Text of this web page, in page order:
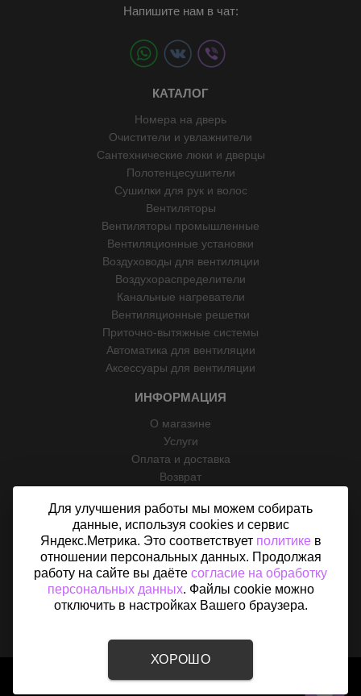
Напишите нам в чат:
КАТАЛОГ
Номера на дверь
Очистители и увлажнители
Сантехнические люки и дверцы
Полотенцесушители
Сушилки для рук и волос
Вентиляторы
Вентиляторы промышленные
Вентиляционные установки
Воздуховоды для вентиляции
Воздухораспределители
Канальные нагреватели
Вентиляционные решетки
Приточно-вытяжные системы
Автоматика для вентиляции
Аксессуары для вентиляции
ИНФОРМАЦИЯ
О магазине
Услуги
Оплата и доставка
Возврат
Контакты
Политика конфиденциальности
Согласие на обработку персональных данных
Карта сайта
2015 - 2026 © «Вентфом» - Интернет-магазин вентиляции в
Для улучшения работы мы можем собирать
данные, используя cookies и сервис
Яндекс.Метрика. Это соответствует политикев
отношении персональных данных. Продолжая
работу на сайте вы даёте согласие на обработку
персональных данных. Файлы cookie можно
отключить в настройках Вашего браузера.
ХОРОШО